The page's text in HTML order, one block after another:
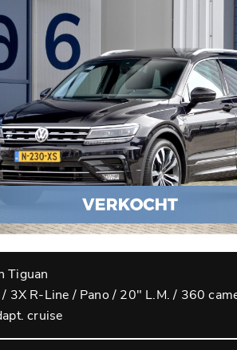
Tiguan
3X R-Line / Pano / 20" L.M. / 360
cruise